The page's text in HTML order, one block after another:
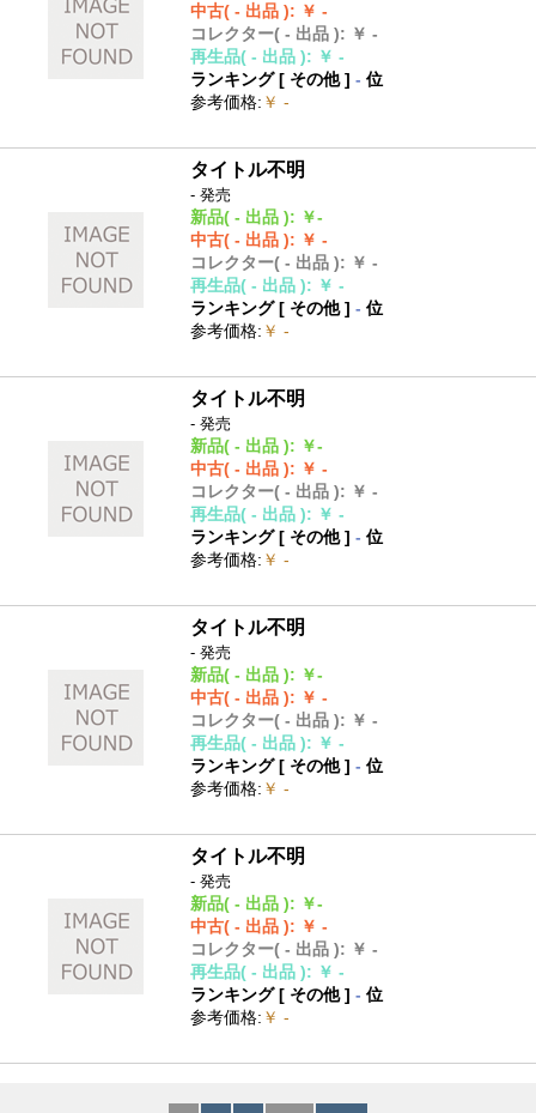
中古( - 出品 ): ￥ -
コレクター( - 出品 ): ￥ -
再生品( - 出品 ): ￥ -
ランキング [ その他]- 位
参考価格: ￥ -
タイトル不明
- 発売
新品( - 出品 ): ￥-
中古( - 出品 ): ￥ -
コレクター( - 出品 ): ￥ -
再生品( - 出品 ): ￥ -
ランキング [ その他]- 位
参考価格: ￥ -
タイトル不明
- 発売
新品( - 出品 ): ￥-
中古( - 出品 ): ￥ -
コレクター( - 出品 ): ￥ -
再生品( - 出品 ): ￥ -
ランキング [ その他]- 位
参考価格: ￥ -
タイトル不明
- 発売
新品( - 出品 ): ￥-
中古( - 出品 ): ￥ -
コレクター( - 出品 ): ￥ -
再生品( - 出品 ): ￥ -
ランキング [ その他]- 位
参考価格: ￥ -
タイトル不明
- 発売
新品( - 出品 ): ￥-
中古( - 出品 ): ￥ -
コレクター( - 出品 ): ￥ -
再生品( - 出品 ): ￥ -
ランキング [ その他]- 位
参考価格: ￥ -